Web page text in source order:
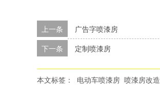
上一条
广告字喷漆房
下一条
定制喷漆房
本文标签： 电动车喷漆房 喷漆房改造